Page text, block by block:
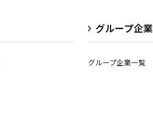
グループ企業
グループ企業一覧